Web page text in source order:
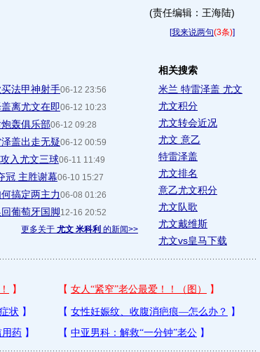
(责任编辑：王海陆)
[我来说两句(3条)]
法甲神射手06-12 23:56
离尤文在即06-12 10:23
轰俱乐部06-12 09:28
盖出走无疑06-12 00:59
入尤文三球06-11 11:49
冠 主胜谢幕06-10 15:27
搞定两主力06-08 01:26
葡萄牙国脚12-16 20:52
更多关于 尤文 米科利 的新闻>>
相关搜索
米兰 特雷泽盖 尤文
尤文积分
尤文转会近况
尤文 意乙
特雷泽盖
尤文排名
意乙尤文积分
尤文队歌
尤文戴维斯
尤文vs皇马下载